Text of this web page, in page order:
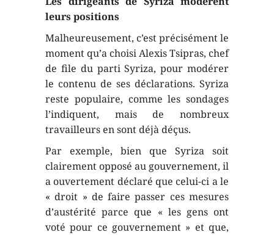
leurs positions
Malheureusement, c’est précisément le
moment qu’a choisi Alexis Tsipras, chef
de file du parti Syriza, pour modérer
le contenu de ses déclarations. Syriza
reste populaire, comme les sondages
l’indiquent, mais de nombreux
travailleurs en sont déjà déçus.
Par exemple, bien que Syriza soit
clairement opposé au gouvernement, il
a ouvertement déclaré que celui-ci a le
« droit » de faire passer ces mesures
d’austérité parce que « les gens ont
voté pour ce gouvernement » et que,